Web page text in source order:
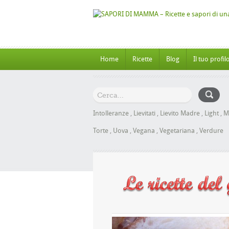
Home Ricette Blog Il tuo profilo
Intolleranze , Lievitati , Lievito Madre , Light ,
Torte , Uova , Vegana , Vegetariana , Verdure